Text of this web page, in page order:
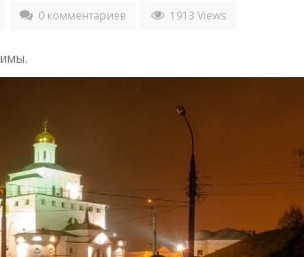
0 комментариев 1913 Views